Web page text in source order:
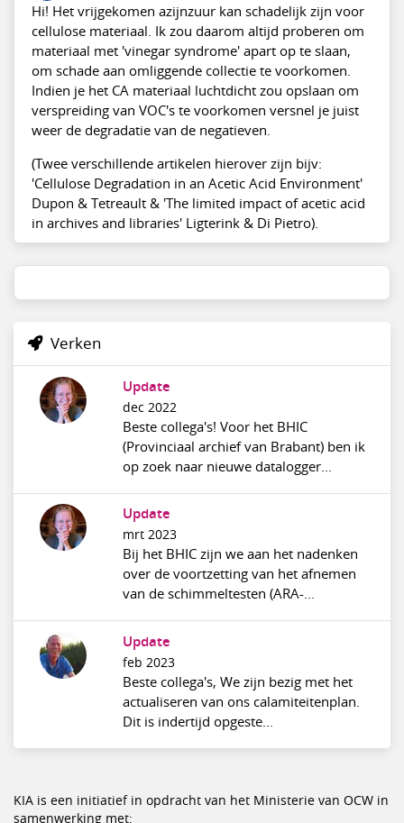
Hi! Het vrijgekomen azijnzuur kan schadelijk zijn voor
cellulose materiaal. Ik zou daarom altijd proberen om
materiaal met 'vinegar syndrome' apart op te slaan,
om schade aan omliggende collectie te voorkomen.
Indien je het CA materiaal luchtdicht zou opslaan om
verspreiding van VOC's te voorkomen versnel je juist
weer de degradatie van de negatieven.
(Twee verschillende artikelen hierover zijn bijv:
'Cellulose Degradation in an Acetic Acid Environment'
Dupon & Tetreault & 'The limited impact of acetic acid
in archives and libraries' Ligterink & Di Pietro).
Verken
Update
dec 2022
Beste collega's! Voor het BHIC
(Provinciaal archief van Brabant) ben ik
op zoek naar nieuwe datalogger...
Update
mrt 2023
Bij het BHIC zijn we aan het nadenken
over de voortzetting van het afnemen
van de schimmeltesten (ARA-...
Update
feb 2023
Beste collega's, We zijn bezig met het
actualiseren van ons calamiteitenplan.
Dit is indertijd opgeste...
KIA is een initiatief in opdracht van het Ministerie van OCW in
samenwerking met: